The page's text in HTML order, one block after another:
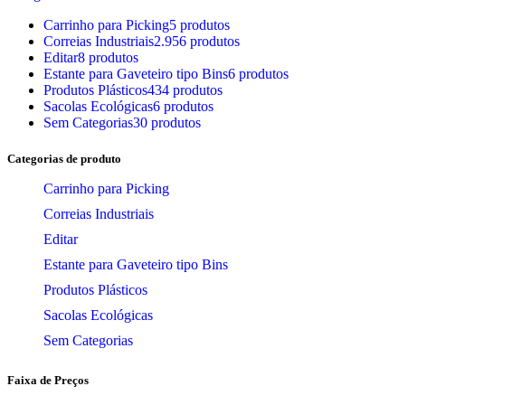
Carrinho para Picking5 produtos
Correias Industriais2.956 produtos
Editar8 produtos
Estante para Gaveteiro tipo Bins6 produtos
Produtos Plásticos434 produtos
Sacolas Ecológicas6 produtos
Sem Categorias30 produtos
Categorias de produto
Carrinho para Picking
Correias Industriais
Editar
Estante para Gaveteiro tipo Bins
Produtos Plásticos
Sacolas Ecológicas
Sem Categorias
Faixa de Preços